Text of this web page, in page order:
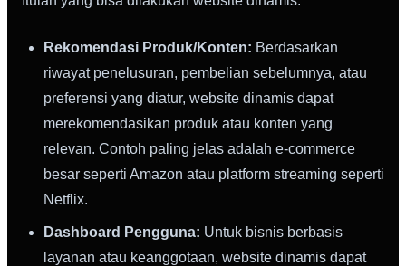
Rekomendasi Produk/Konten: Berdasarkan
riwayat penelusuran, pembelian sebelumnya, atau
preferensi yang diatur, website dinamis dapat
merekomendasikan produk atau konten yang
relevan. Contoh paling jelas adalah e-commerce
besar seperti Amazon atau platform streaming seperti
Netflix.
Dashboard Pengguna: Untuk bisnis berbasis
layanan atau keanggotaan, website dinamis dapat